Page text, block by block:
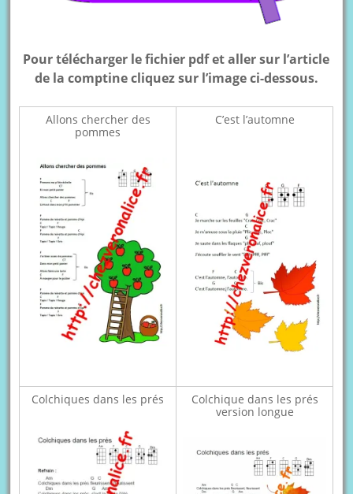
Pour télécharger le fichier pdf et aller sur l’article
de la comptine cliquez sur l’image ci-dessous.
Allons chercher des
pommes
C’est l’automne
Colchiques dans les prés
Colchique dans les prés
version longue